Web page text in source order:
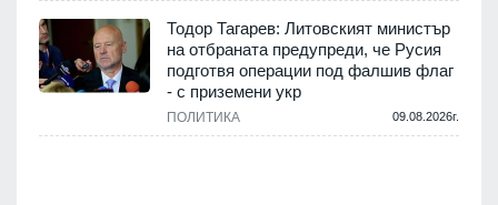
Тодор Тагарев: Литовският министър
на отбраната предупреди, че Русия
подготвя операции под фалшив флаг
- с приземени укр
ПОЛИТИКА 09.08.2026г.